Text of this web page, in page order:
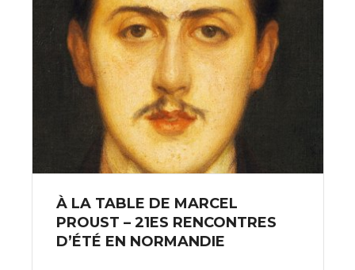
À LA TABLE DE MARCEL
PROUST – 21ES RENCONTRES
D’ÉTÉ EN NORMANDIE